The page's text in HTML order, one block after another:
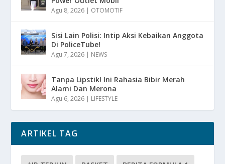
Agu 8, 2026 | OTOMOTIF
Sisi Lain Polisi: Intip Aksi Kebaikan Anggota
Di PoliceTube!
Agu 7, 2026 | NEWS
Tanpa Lipstik! Ini Rahasia Bibir Merah
Alami Dan Merona
Agu 6, 2026 | LIFESTYLE
ARTIKEL TAG